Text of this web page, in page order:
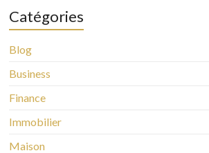
Catégories
Blog
Business
Finance
Immobilier
Maison